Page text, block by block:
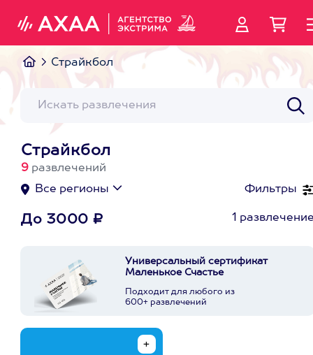
Страйкбол
Страйкбол
9 развлечений
Фильтры
Все регионы
До 3000 ₽ 1
Универсальный сертификат
Маленькое Счастье
Подходит для любого из
600+ развлечений